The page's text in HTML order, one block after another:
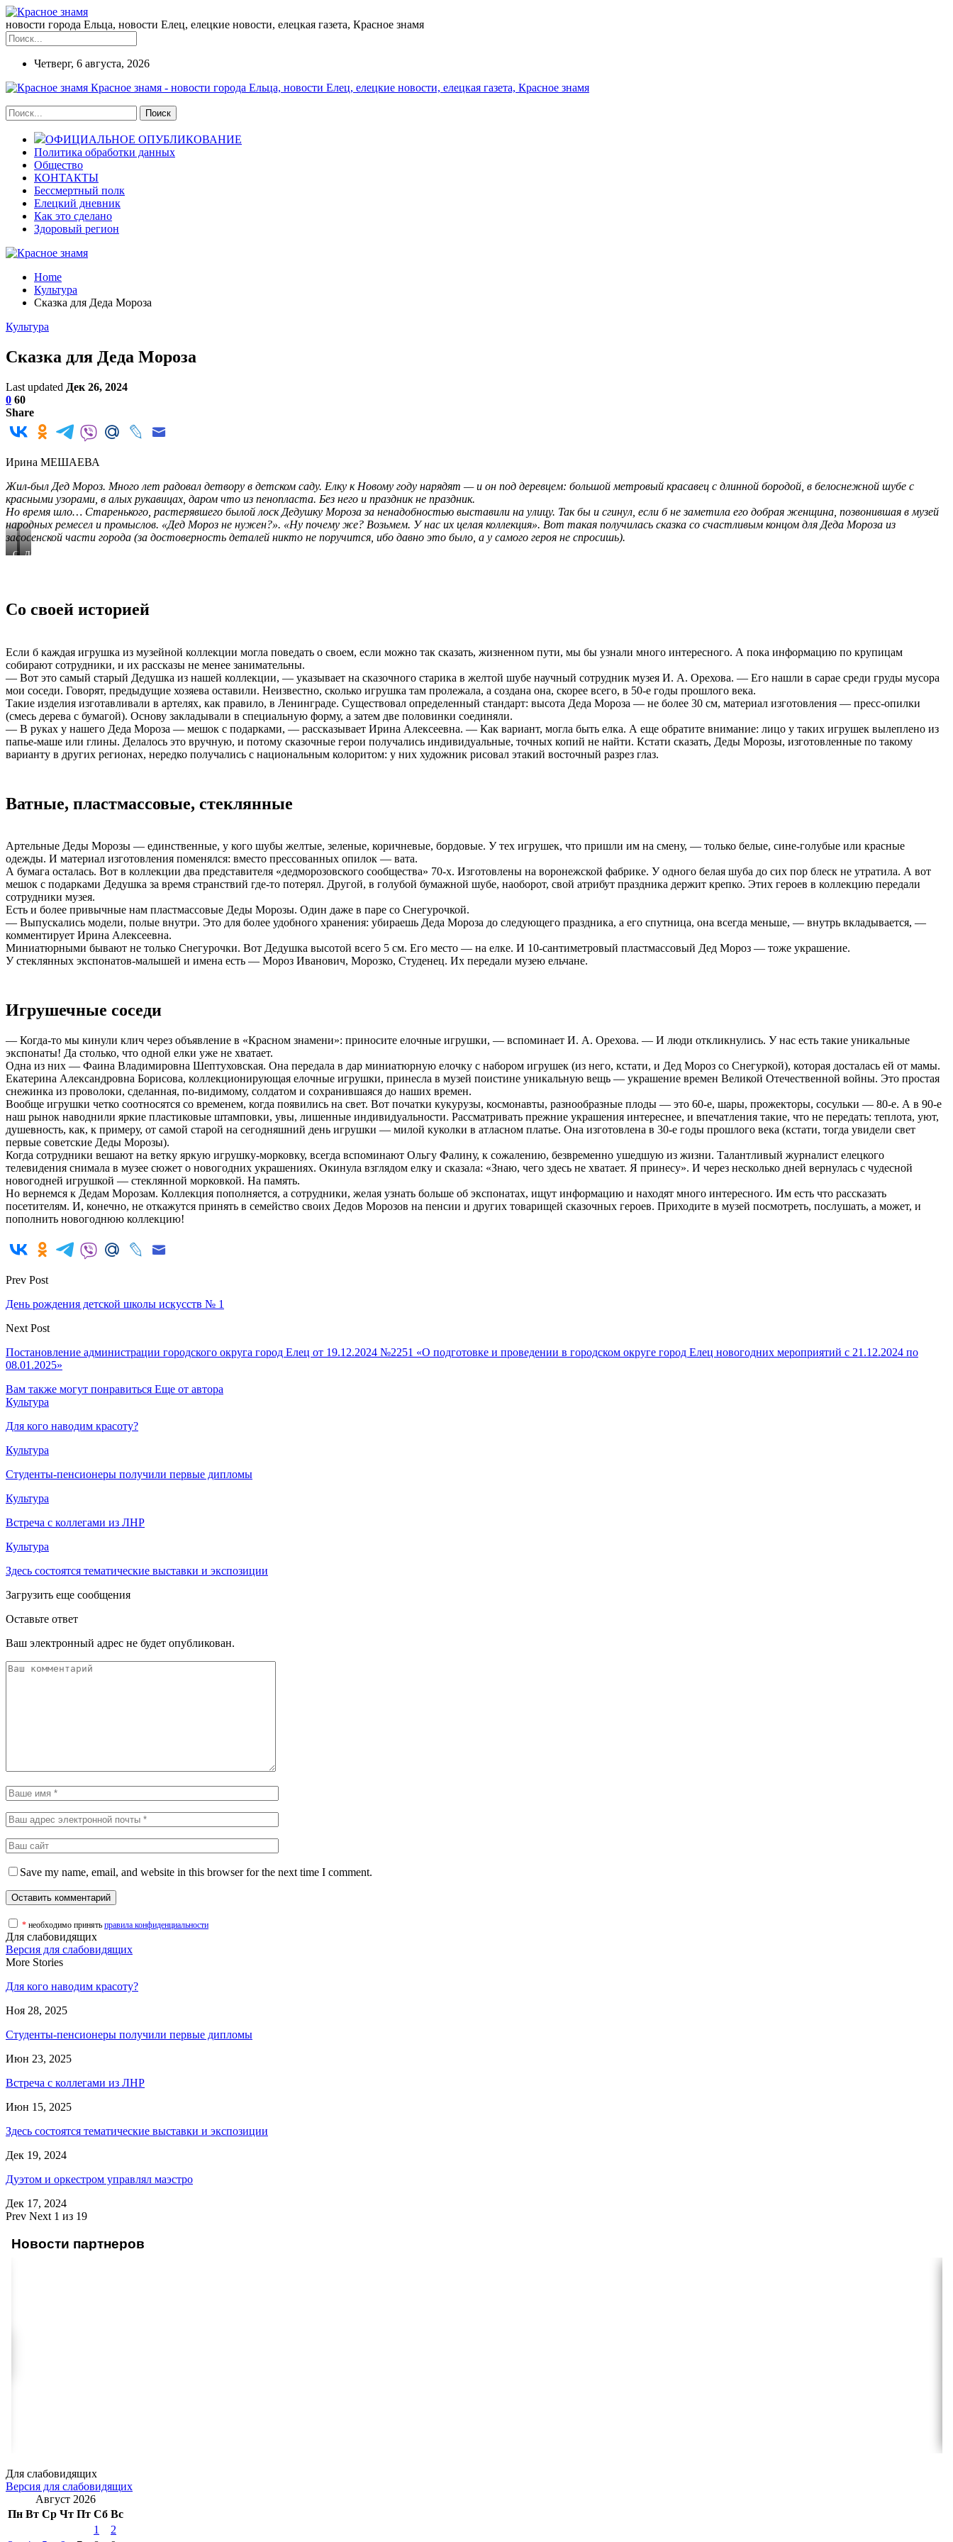
новости города Ельца, новости Елец, елецкие новости, елецкая газета, Красное знамя
Четверг, 6 августа, 2026
Красное знамя - новости города Ельца, новости Елец, елецкие новости, елецкая газета, Красное знамя
ОФИЦИАЛЬНОЕ ОПУБЛИКОВАНИЕ
Политика обработки данных
Общество
КОНТАКТЫ
Бессмертный полк
Елецкий дневник
Как это сделано
Здоровый регион
Home
Культура
Сказка для Деда Мороза
Культура
Сказка для Деда Мороза
Last updated Дек 26, 2024
0 60
Share
Ирина МЕШАЕВА
Жил-был Дед Мороз. Много лет радовал детвору в детском саду. Елку к Новому году нарядят — и он под деревцем: большой метровый красавец с длинной бородой, в белоснежной шубе с
красными узорами, в алых рукавицах, даром что из пенопласта. Без него и праздник не праздник.
Но время шло… Старенького, растерявшего былой лоск Дедушку Мороза за ненадобностью выставили на улицу. Так бы и сгинул, если б не заметила его добрая женщина, позвонившая в музей
народных ремесел и промыслов. «Дед Мороз не нужен?». «Ну почему же? Возьмем. У нас их целая коллекция». Вот такая получилась сказка со счастливым концом для Деда Мороза из
засосенской части города (за достоверность деталей никто не поручится, ибо давно это было, а у самого героя не спросишь).
Слева
Баркова,
Александровна
Селезнева,
заведующая
музеем
народных
ремесел
промыслов
Лариса
Викторовна
Ирина
смотритель
Евдокия
Сергеевна
Енаке.
Деды
и
Со своей историей
Если б каждая игрушка из музейной коллекции могла поведать о своем, если можно так сказать, жизненном пути, мы бы узнали много интересного. А пока информацию по крупицам
собирают сотрудники, и их рассказы не менее занимательны.
— Вот это самый старый Дедушка из нашей коллекции, — указывает на сказочного старика в желтой шубе научный сотрудник музея И. А. Орехова. — Его нашли в сарае среди груды мусора
мои соседи. Говорят, предыдущие хозяева оставили. Неизвестно, сколько игрушка там пролежала, а создана она, скорее всего, в 50-е годы прошлого века.
Такие изделия изготавливали в артелях, как правило, в Ленинграде. Существовал определенный стандарт: высота Деда Мороза — не более 30 см, материал изготовления — пресс-опилки
(смесь дерева с бумагой). Основу закладывали в специальную форму, а затем две половинки соединяли.
— В руках у нашего Деда Мороза — мешок с подарками, — рассказывает Ирина Алексеевна. — Как вариант, могла быть елка. А еще обратите внимание: лицо у таких игрушек вылеплено из
папье-маше или глины. Делалось это вручную, и потому сказочные герои получались индивидуальные, точных копий не найти. Кстати сказать, Деды Морозы, изготовленные по такому
варианту в других регионах, нередко получались с национальным колоритом: у них художник рисовал этакий восточный разрез глаз.
Ватные, пластмассовые, стеклянные
Артельные Деды Морозы — единственные, у кого шубы желтые, зеленые, коричневые, бордовые. У тех игрушек, что пришли им на смену, — только белые, сине-голубые или красные
одежды. И материал изготовления поменялся: вместо прессованных опилок — вата.
А бумага осталась. Вот в коллекции два представителя «дедморозовского сообщества» 70-х. Изготовлены на воронежской фабрике. У одного белая шуба до сих пор блеск не утратила. А вот
мешок с подарками Дедушка за время странствий где-то потерял. Другой, в голубой бумажной шубе, наоборот, свой атрибут праздника держит крепко. Этих героев в коллекцию передали
сотрудники музея.
Есть и более привычные нам пластмассовые Деды Морозы. Один даже в паре со Снегурочкой.
— Выпускались модели, полые внутри. Это для более удобного хранения: убираешь Деда Мороза до следующего праздника, а его спутница, она всегда меньше, — внутрь вкладывается, —
комментирует Ирина Алексеевна.
Миниатюрными бывают не только Снегурочки. Вот Дедушка высотой всего 5 см. Его место — на елке. И 10-сантиметровый пластмассовый Дед Мороз — тоже украшение.
У стеклянных экспонатов-малышей и имена есть — Мороз Иванович, Морозко, Студенец. Их передали музею ельчане.
Игрушечные соседи
— Когда-то мы кинули клич через объявление в «Красном знамени»: приносите елочные игрушки, — вспоминает И. А. Орехова. — И люди откликнулись. У нас есть такие уникальные
экспонаты! Да столько, что одной елки уже не хватает.
Одна из них — Фаина Владимировна Шептуховская. Она передала в дар миниатюрную елочку с набором игрушек (из него, кстати, и Дед Мороз со Снегуркой), которая досталась ей от мамы.
Екатерина Александровна Борисова, коллекционирующая елочные игрушки, принесла в музей поистине уникальную вещь — украшение времен Великой Отечественной войны. Это простая
снежинка из проволоки, сделанная, по-видимому, солдатом и сохранившаяся до наших времен.
Вообще игрушки четко соотносятся со временем, когда появились на свет. Вот початки кукурузы, космонавты, разнообразные плоды — это 60-е, шары, прожекторы, сосульки — 80-е. А в 90-е
наш рынок наводнили яркие пластиковые штамповки, увы, лишенные индивидуальности. Рассматривать прежние украшения интереснее, и впечатления такие, что не передать: теплота, уют,
душевность, как, к примеру, от самой старой на сегодняшний день игрушки — милой куколки в атласном платье. Она изготовлена в 30-е годы прошлого века (кстати, тогда увидели свет
первые советские Деды Морозы).
Когда сотрудники вешают на ветку яркую игрушку-морковку, всегда вспоминают Ольгу Фалину, к сожалению, безвременно ушедшую из жизни. Талантливый журналист елецкого
телевидения снимала в музее сюжет о новогодних украшениях. Окинула взглядом елку и сказала: «Знаю, чего здесь не хватает. Я принесу». И через несколько дней вернулась с чудесной
новогодней игрушкой — стеклянной морковкой. На память.
Но вернемся к Дедам Морозам. Коллекция пополняется, а сотрудники, желая узнать больше об экспонатах, ищут информацию и находят много интересного. Им есть что рассказать
посетителям. И, конечно, не откажутся принять в семейство своих Дедов Морозов на пенсии и других товарищей сказочных героев. Приходите в музей посмотреть, послушать, а может, и
пополнить новогоднюю коллекцию!
Prev Post
День рождения детской школы искусств № 1
Next Post
Постановление администрации городского округа город Елец от 19.12.2024 №2251 «О подготовке и проведении в городском округе город Елец новогодних мероприятий с 21.12.2024 по
08.01.2025»
Вам также могут понравиться Еще от автора
Культура
Для кого наводим красоту?
Культура
Студенты-пенсионеры получили первые дипломы
Культура
Встреча с коллегами из ЛНР
Культура
Здесь состоятся тематические выставки и экспозиции
Загрузить еще сообщения
Оставьте ответ
Ваш электронный адрес не будет опубликован.
Save my name, email, and website in this browser for the next time I comment.
* необходимо принять правила конфиденциальности
Для слабовидящих
Версия для слабовидящих
More Stories
Для кого наводим красоту?
Ноя 28, 2025
Студенты-пенсионеры получили первые дипломы
Июн 23, 2025
Встреча с коллегами из ЛНР
Июн 15, 2025
Здесь состоятся тематические выставки и экспозиции
Дек 19, 2024
Дуэтом и оркестром управлял маэстро
Дек 17, 2024
Prev Next 1 из 19
Новости партнеров
Для слабовидящих
Версия для слабовидящих
Август 2026
Пн Вт Ср Чт Пт Сб Вс
1
2